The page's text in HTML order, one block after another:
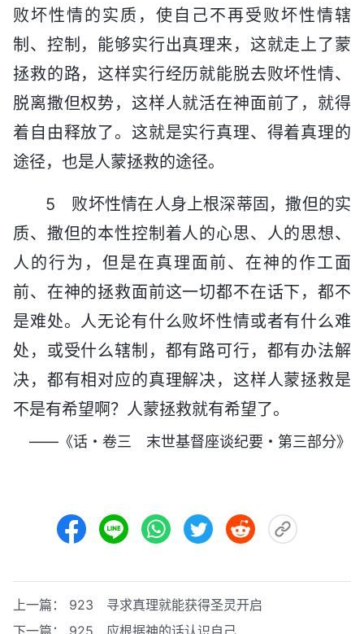
败坏性情的实质，使自己不再受败坏性情辖
制、控制，能够实行出真理来，这就走上了蒙
拯救的路，这样实行经历就能脱去败坏性情、
脱离撒但权势，这样人就活在神面前了，就得
着自由释放了。这就是实行真理、得着真理的
途径，也是人蒙拯救的途径。
5 败坏性情在人身上根深蒂固，撒但的实
质、撒但的本性控制着人的心思、人的思想、
人的行为，但是在真理面前、在神的作工面
前、在神的拯救面前这一切都不在话下，都不
是难处。人无论有什么败坏性情或者有什么难
处，或受什么辖制，都有路可行，都有办法解
决，都有相对应的真理解决，这样人蒙拯救是
不是有希望啊？人蒙拯救就有希望了。
——《话・卷三 末世基督座谈纪要・第三部分》
上一篇： 923 寻求真理就能获得圣灵开启
下一篇： 925 应根据神的话认识自己